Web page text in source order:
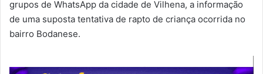
grupos de WhatsApp da cidade de Vilhena, a informação
de uma suposta tentativa de rapto de criança ocorrida no
bairro Bodanese.